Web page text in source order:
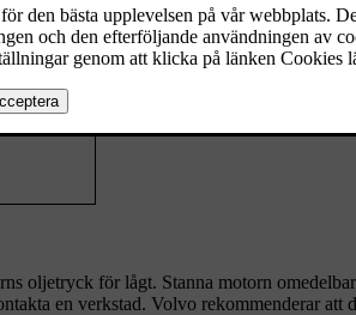
instrument)
oljetryck för lågt. Stanna motorn
en verkstad. Volvo rekommenderar